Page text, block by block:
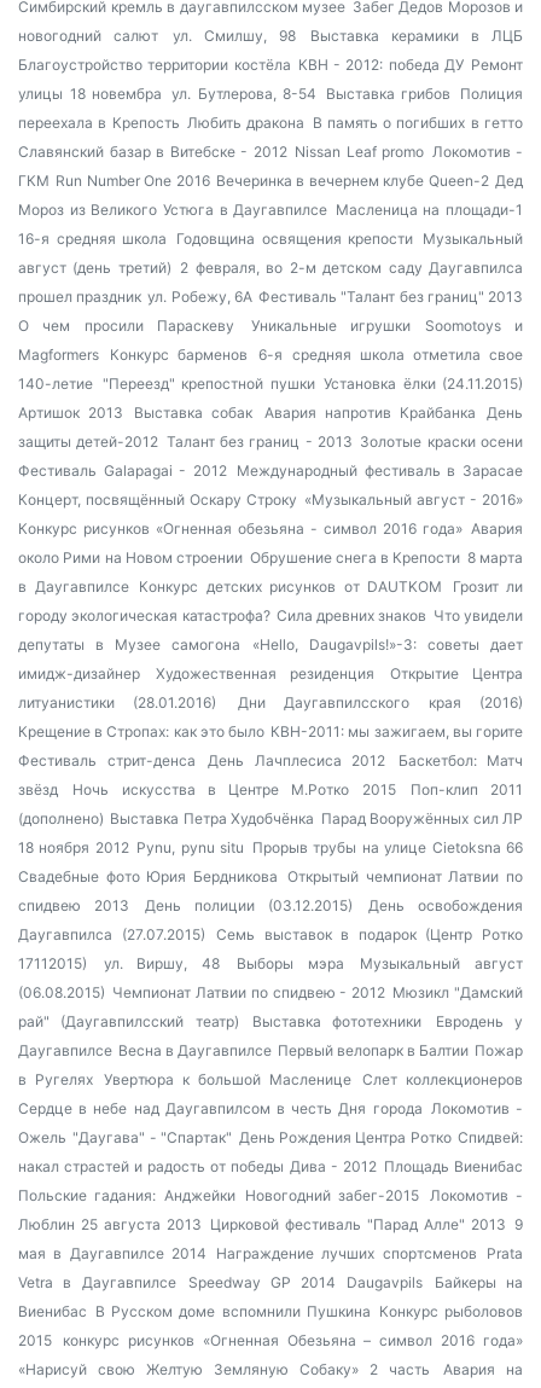
Симбирский кремль в даугавпилсском музее Забег Дедов Морозов и
новогодний салют
ул. Смилшу, 98
Выставка керамики в ЛЦБ
Благоустройство территории костёла КВН - 2012: победа ДУ Ремонт
улицы 18 новембра ул. Бутлерова, 8-54 Выставка грибов
Полиция
переехала в Крепость Любить дракона В память о погибших в гетто
Славянский базар в Витебске - 2012 Nissan Leaf promo Локомотив -
ГКМ Run Number One 2016 Вечеринка в вечернем клубе Queen-2 Дед
Мороз из Великого Устюга в Даугавпилсе Масленица на площади-1
16-я средняя школа
Годовщина освящения крепости Музыкальный
август (день третий) 2 февраля, во 2-м детском саду Даугавпилса
прошел праздник ул. Робежу, 6А Фестиваль "Талант без границ" 2013
О чем просили Параскеву
Уникальные игрушки Soomotoys и
Magformers
Конкурс барменов
6-я средняя школа отметила свое
140-летие "Переезд" крепостной пушки Установка ёлки (24.11.2015)
Артишок 2013
Выставка собак Авария напротив Крайбанка
День
защиты детей-2012 Талант без границ - 2013 Золотые краски осени
Фестиваль Galapagai - 2012 Международный фестиваль в Зарасае
Концерт, посвящённый Оскару Строку «Музыкальный август - 2016»
Конкурс рисунков «Огненная обезьяна - символ 2016 года» Авария
около Рими на Новом строении Обрушение снега в Крепости 8 марта
в Даугавпилсе
Конкурс детских рисунков от DAUTKOM
Грозит ли
городу экологическая катастрофа? Сила древних знаков Что увидели
депутаты в Музее самогона
«Hello, Daugavpils!»-3: советы дает
имидж-дизайнер
Художественная резиденция
Открытие Центра
литуанистики (28.01.2016)
Дни Даугавпилсского края (2016)
Крещение в Стропах: как это было КВН-2011: мы зажигаем, вы горите
Фестиваль стрит-денса
День Лачплесиса 2012
Баскетбол: Матч
звёзд
Ночь искусства в Центре М.Ротко 2015
Поп-клип 2011
(дополнено) Выставка Петра Худобчёнка Парад Вооружённых сил ЛР
18 ноября 2012 Pynu, pynu situ Прорыв трубы на улице Cietoksna 66
Свадебные фото Юрия Бердникова Открытый чемпионат Латвии по
спидвею 2013
День полиции (03.12.2015)
День освобождения
Даугавпилса (27.07.2015)
Семь выставок в подарок (Центр Ротко
17112015)
ул. Виршу, 48 Выборы мэра
Музыкальный август
(06.08.2015) Чемпионат Латвии по спидвею - 2012 Мюзикл "Дамский
рай" (Даугавпилсский театр)
Выставка фототехники
Евродень у
Даугавпилсе Весна в Даугавпилсе Первый велопарк в Балтии Пожар
в Ругелях Увертюра к большой Масленице Слет коллекционеров
Сердце в небе над Даугавпилсом в честь Дня города Локомотив -
Ожель "Даугава" - "Спартак" День Рождения Центра Ротко Спидвей:
накал страстей и радость от победы Дива - 2012 Площадь Виенибас
Польские гадания: Анджейки
Новогодний забег-2015 Локомотив -
Люблин 25 августа 2013 Цирковой фестиваль "Парад Алле" 2013 9
мая в Даугавпилсе 2014
Награждение лучших спортсменов
Prata
Vetra в Даугавпилсе
Speedway GP 2014 Daugavpils
Байкеры на
Виенибас В Русском доме вспомнили Пушкина Конкурс рыболовов
2015
конкурс рисунков «Огненная Обезьяна – символ 2016 года»
«Нарисуй свою Желтую Земляную Собаку» 2 часть
Авария на